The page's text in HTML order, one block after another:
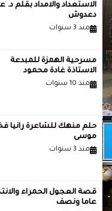
الاستعداد والامداد
دعدوش
منذ 3 سنوات
مسرحية الهمزة للمبدعة
الاستاذة غادة محمود
منذ 10 سنوات
حلم منهك للشاعرة
موسى
منذ 3 سنوات
قصة العجول الحمراء
عاما ونصف